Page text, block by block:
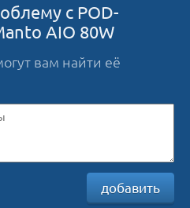
с POD-
AIO 80W
вам найти её
добавить